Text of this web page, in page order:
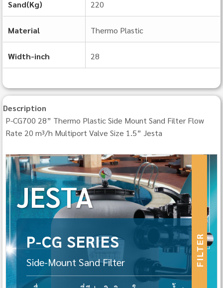
Sand(Kg) 220
Material Thermo Plastic
Width-inch 28
Description
P-CG700 28” Thermo Plastic Side Mount Sand Filter Flow
Rate 20 m³/h Multiport Valve Size 1.5” Jesta
JESTA
P-CG SERIES
Side-Mount Sand Filter FILTER